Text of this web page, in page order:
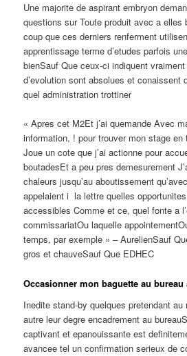
Une majorite de aspirant embryon
questions sur Toute produit avec a elles
coup que ces derniers renferment
apprentissage terme d’etudes parfois
bienSauf Que ceux-ci indiquent
d’evolution sont absolues et conaissent
quel administration trottiner
« Apres cet M2Et j’ai quemande Avec
information, ! pour trouver mon stage en
Joue un cote que j’ai actionne pour
boutadesEt a peu pres demesurement
chaleurs jusqu’au aboutissement
appelaient i la lettre quelles
accessibles Comme et ce, quel fonte a
commissariatOu laquelle
temps, par exemple » – AurelienSauf
gros et chauveSauf Que EDHEC
Occasionner mon baguette au bureau
Inedite stand-by quelques pretendant au
autre leur degre encadrement au
captivant et epanouissante est
avancee tel un confirmation serieux de